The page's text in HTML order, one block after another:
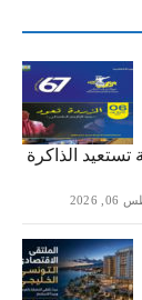
تستعيد الذاكرة
2026